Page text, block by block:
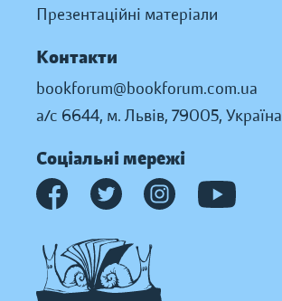
Презентаційні матеріали
Контакти
bookforum@bookforum.com.ua
а/с 6644, м. Львів, 79005, Україна
Соціальні мережі